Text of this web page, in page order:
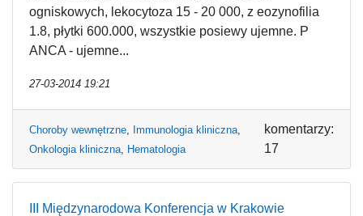
ogniskowych, lekocytoza 15 - 20 000, z eozynofilia
1.8, płytki 600.000, wszystkie posiewy ujemne. P
ANCA - ujemne...
27-03-2014 19:21
Choroby wewnętrzne, Immunologia kliniczna,
Onkologia kliniczna, Hematologia
komentarzy:
17
III Międzynarodowa Konferencja w Krakowie